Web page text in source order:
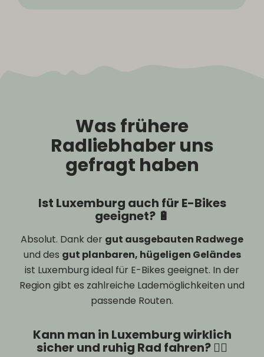
Was frühere
Radliebhaber uns
gefragt haben
Ist Luxemburg auch für E-Bikes
geeignet? 🔋
Absolut. Dank der gut ausgebauten Radwege
und des gut planbaren, hügeligen Geländes
ist Luxemburg ideal für E-Bikes geeignet. In der
Region gibt es zahlreiche Lademöglichkeiten und
passende Routen.
Kann man in Luxemburg wirklich
sicher und ruhig Rad fahren? 🚴‍♂️